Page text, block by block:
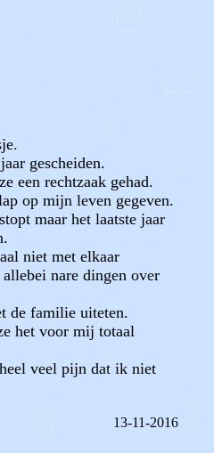
gescheiden.
een rechtzaak gehad.
op mijn leven gegeven.
maar het laatste jaar
niet met elkaar
nare dingen over
de familie uiteten.
het voor mij totaal
veel pijn dat ik niet
13-11-2016